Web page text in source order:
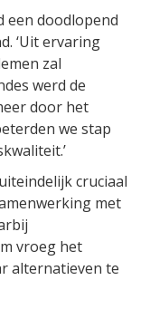
een doodlopend
‘Uit ervaring
zal
werd de
door het
we stap
cruciaal
met
vroeg het
alternatieven te